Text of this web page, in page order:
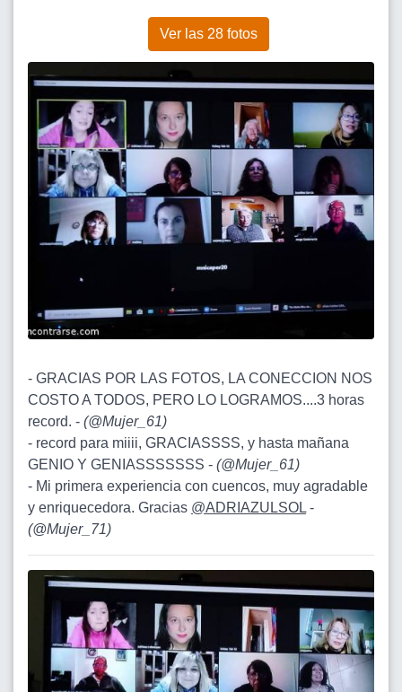
Ver las 28 fotos
- GRACIAS POR LAS FOTOS, LA CONECCION NOS
COSTO A TODOS, PERO LO LOGRAMOS....3 horas
record. - (@Mujer_61)
- record para miiii, GRACIASSSS, y hasta mañana
GENIO Y GENIASSSSSSS - (@Mujer_61)
- Mi primera experiencia con cuencos, muy agradable
y enriquecedora. Gracias @ADRIAZULSOL -
(@Mujer_71)